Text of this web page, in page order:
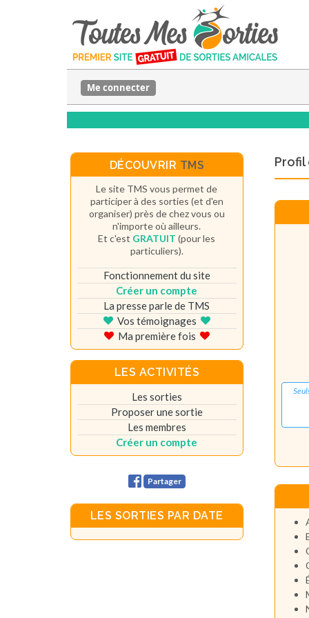
Me connecter
Profil
DÉCOUVRIR TMS
Le site TMS vous permet de
participer à des sorties (et d'en
organiser) près de chez vous ou
n'importe où ailleurs.
Et c'est GRATUIT (pour les
particuliers).
Fonctionnement du site
Créer un compte
La presse parle de TMS
Vos témoignages
Ma première fois
LES ACTIVITÉS
Les sorties
Proposer une sortie
Les membres
Créer un compte
Partager
LES SORTIES PAR DATE